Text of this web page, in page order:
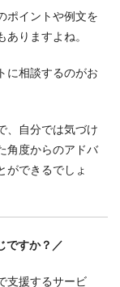
ポイントや例文を
りますよね。
に相談するのがお
、自分では気づけ
角度からのアドバ
ができるでしょ
ですか？／
支援するサービ